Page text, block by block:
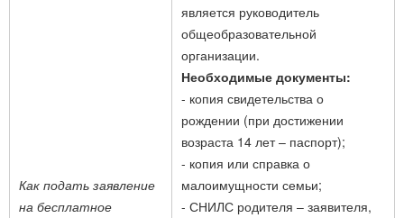
Как подать заявление
на бесплатное
является руководитель
общеобразовательной
организации.
Необходимые документы:
- копия свидетельства о
рождении (при достижении
возраста 14 лет – паспорт);
- копия или справка о
малоимущности семьи;
- СНИЛС родителя – заявителя,